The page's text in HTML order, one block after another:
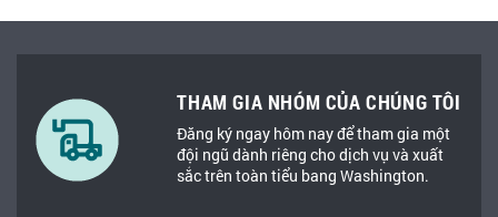
THAM GIA NHÓM CỦA CHÚNG TÔI
Đăng ký ngay hôm nay để tham gia một
đội ngũ dành riêng cho dịch vụ và xuất
sắc trên toàn tiểu bang Washington.